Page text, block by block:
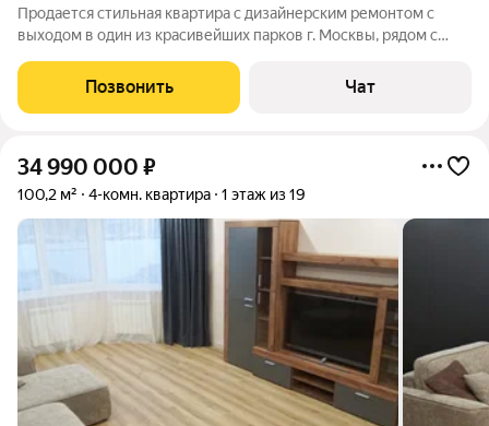
Продается стильная квартира с дизайнерским ремонтом с
выходом в один из красивейших парков г. Москвы, рядом с
этажного дома. Продуманный дизайнерский ремонт. Теплые
полы . Полы -ламинат (наборной
Позвонить Чат
34 990 000 ₽
100,2 м² 4-комн. квартира 1 этаж из 19